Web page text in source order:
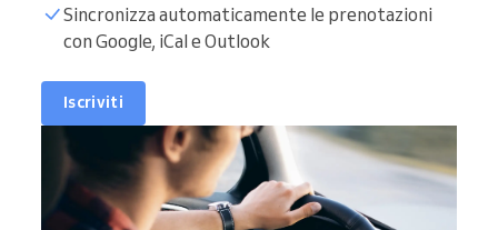
Sincronizza automaticamente le prenotazioni
con Google, iCal e Outlook
Iscriviti